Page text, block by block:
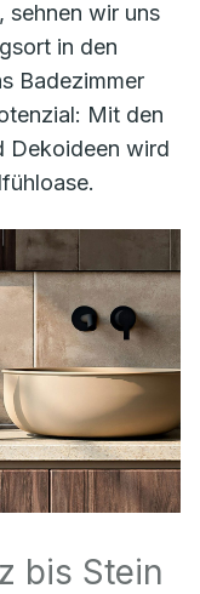
sehnen wir uns
in den
Badezimmer
Mit den
Dekoideen wird
bis Stein